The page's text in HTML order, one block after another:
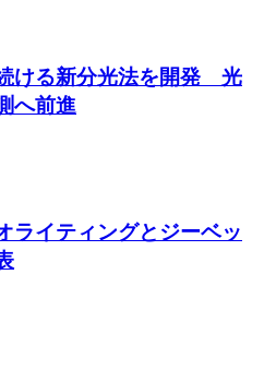
ける新分光法を開発 光
へ前進
ライティングとジーベッ